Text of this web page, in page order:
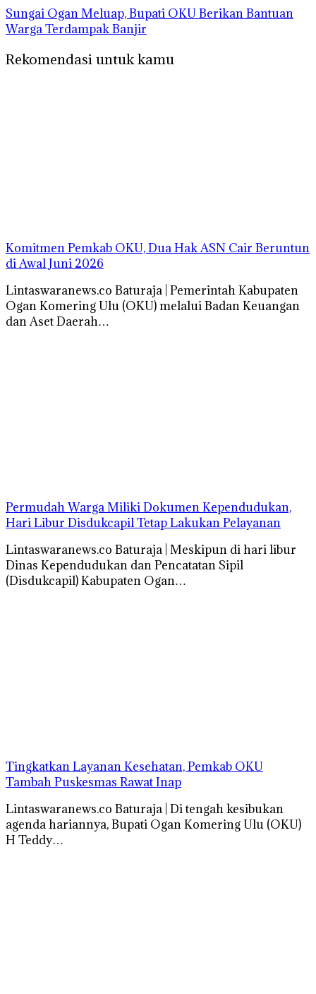
Sungai Ogan Meluap, Bupati OKU Berikan Bantuan
Warga Terdampak Banjir
Rekomendasi untuk kamu
Komitmen Pemkab OKU, Dua Hak ASN Cair Beruntun
di Awal Juni 2026
Lintaswaranews.co Baturaja | Pemerintah Kabupaten
Ogan Komering Ulu (OKU) melalui Badan Keuangan
dan Aset Daerah…
Permudah Warga Miliki Dokumen Kependudukan,
Hari Libur Disdukcapil Tetap Lakukan Pelayanan
Lintaswaranews.co Baturaja | Meskipun di hari libur
Dinas Kependudukan dan Pencatatan Sipil
(Disdukcapil) Kabupaten Ogan…
Tingkatkan Layanan Kesehatan, Pemkab OKU
Tambah Puskesmas Rawat Inap
Lintaswaranews.co Baturaja | Di tengah kesibukan
agenda hariannya, Bupati Ogan Komering Ulu (OKU)
H Teddy…